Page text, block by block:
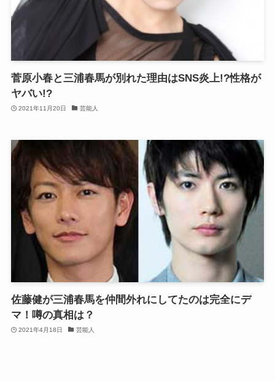
菅原小春と三浦春馬が別れた理由はSNS炎上!?性格が
ヤバい!?
2021年11月20日 芸能人
佐藤健が三浦春馬を仲間外れにしてたのは完全にデ
マ！噂の真相は？
2021年4月18日 芸能人